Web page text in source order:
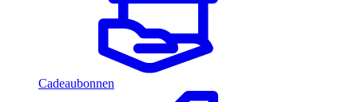
Cadeaubonnen